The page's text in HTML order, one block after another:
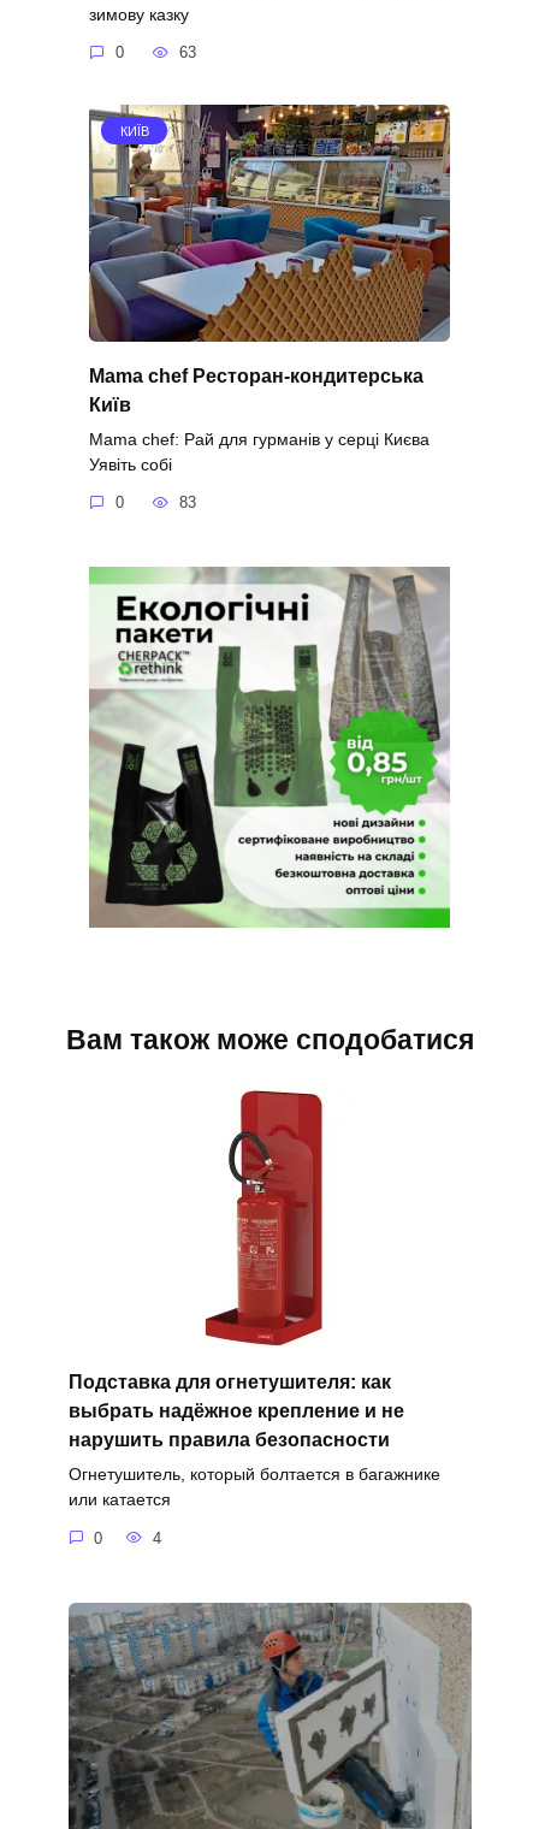
зимову казку
0 63
КИЇВ
Mama chef Ресторан-кондитерська
Київ
Mama chef: Рай для гурманів у серці Києва
Уявіть собі
0 83
Вам також може сподобатися
Подставка для огнетушителя: как
выбрать надёжное крепление и не
нарушить правила безопасности
Огнетушитель, который болтается в багажнике
или катается
0 4